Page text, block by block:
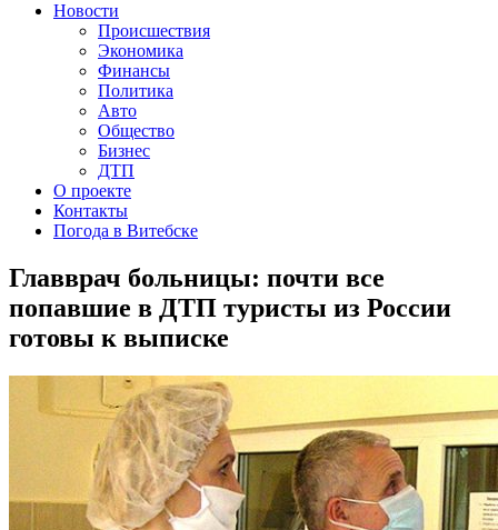
Новости
Происшествия
Экономика
Финансы
Политика
Авто
Общество
Бизнес
ДТП
О проекте
Контакты
Погода в Витебске
Главврач больницы: почти все
попавшие в ДТП туристы из России
готовы к выписке